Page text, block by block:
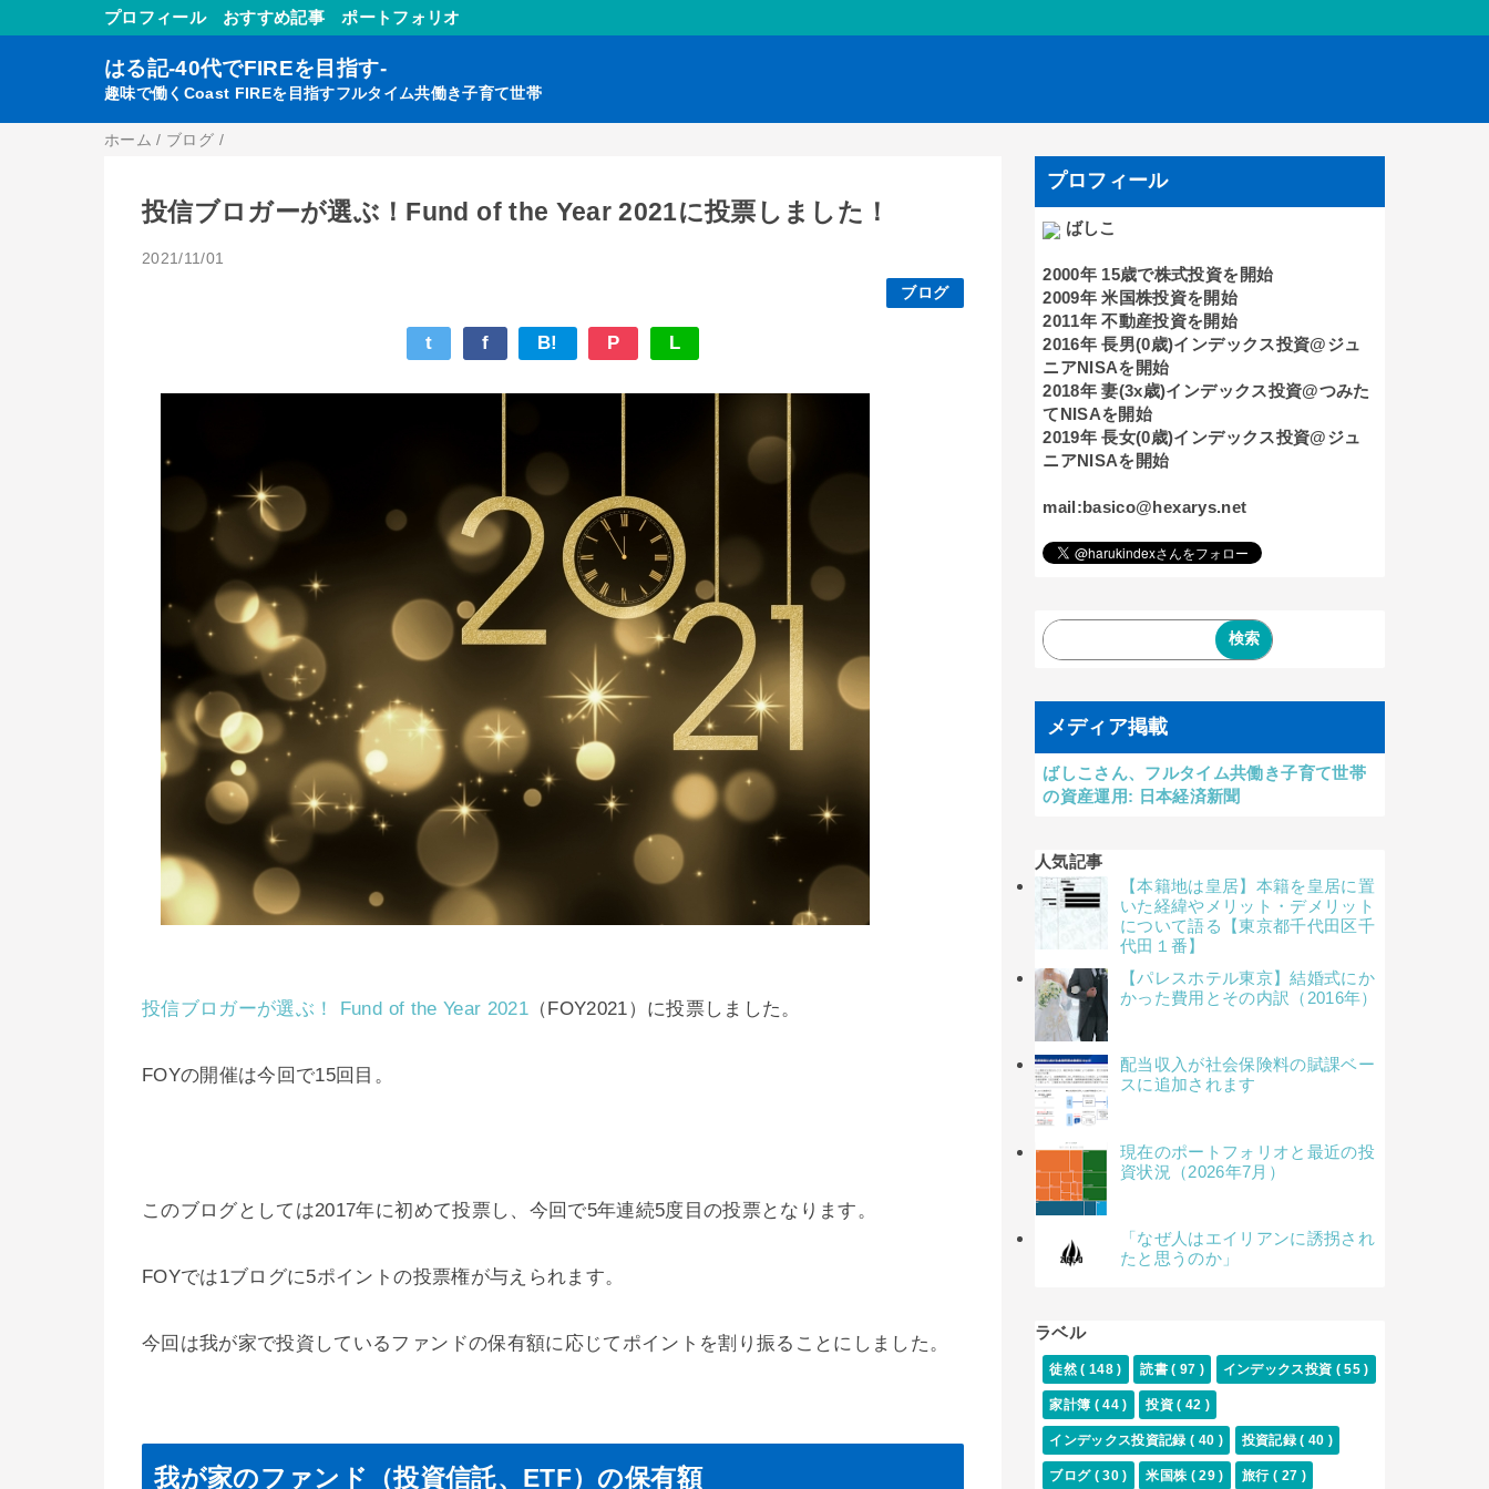
プロフィール おすすめ記事 ポートフォリオ
はる記-40代でFIREを目指す-
趣味で働くCoast FIREを目指すフルタイム共働き子育て世帯
ホーム / ブログ /
投信ブロガーが選ぶ！Fund of the Year 2021に投票しました！
2021/11/01
ブログ
t f B! P L
投信ブロガーが選ぶ！ Fund of the Year 2021（FOY2021）に投票しました。
FOYの開催は今回で15回目。
このブログとしては2017年に初めて投票し、今回で5年連続5度目の投票となります。
FOYでは1ブログに5ポイントの投票権が与えられます。
今回は我が家で投資しているファンドの保有額に応じてポイントを割り振ることにしました。
我が家のファンド（投資信託、ETF）の保有額
プロフィール
ばしこ
2000年 15歳で株式投資を開始
2009年 米国株投資を開始
2011年 不動産投資を開始
2016年 長男(0歳)インデックス投資@ジュ
ニアNISAを開始
2018年 妻(3x歳)インデックス投資@つみた
てNISAを開始
2019年 長女(0歳)インデックス投資@ジュ
ニアNISAを開始
mail:basico@hexarys.net
メディア掲載
ばしこさん、フルタイム共働き子育て世帯
の資産運用: 日本経済新聞
人気記事
【本籍地は皇居】本籍を皇居に置
いた経緯やメリット・デメリット
について語る【東京都千代田区千
代田１番】
【パレスホテル東京】結婚式にか
かった費用とその内訳（2016年）
配当収入が社会保険料の賦課ベー
スに追加されます
現在のポートフォリオと最近の投
資状況（2026年7月）
「なぜ人はエイリアンに誘拐され
たと思うのか」
ラベル
徒然( 148 ) 読書( 97 ) インデックス投資 ( 55 )
家計簿 ( 44 ) 投資( 42 )
インデックス投資記録( 40 ) 投資記録( 40 )
ブログ ( 30 ) 米国株 ( 29 ) 旅行 ( 27 )